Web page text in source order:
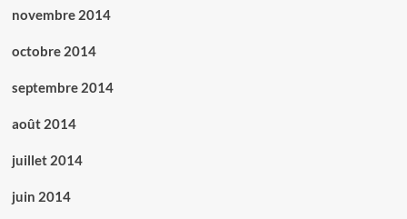
novembre 2014
octobre 2014
septembre 2014
août 2014
juillet 2014
juin 2014